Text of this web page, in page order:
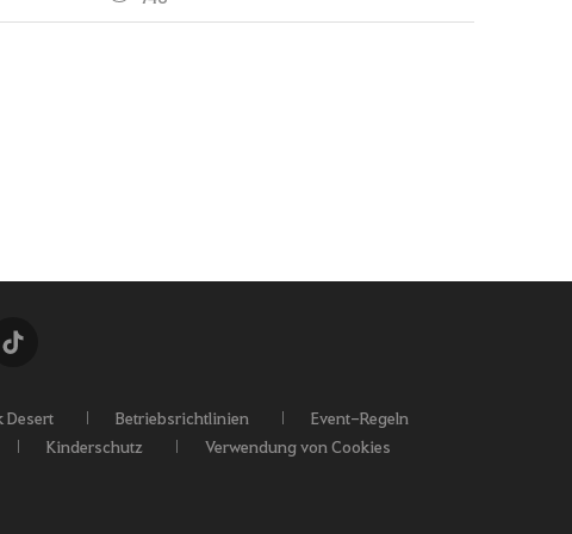
Desert Betriebsrichtlinien
Event-Regeln
Kinderschutz
Verwendung von Cookies